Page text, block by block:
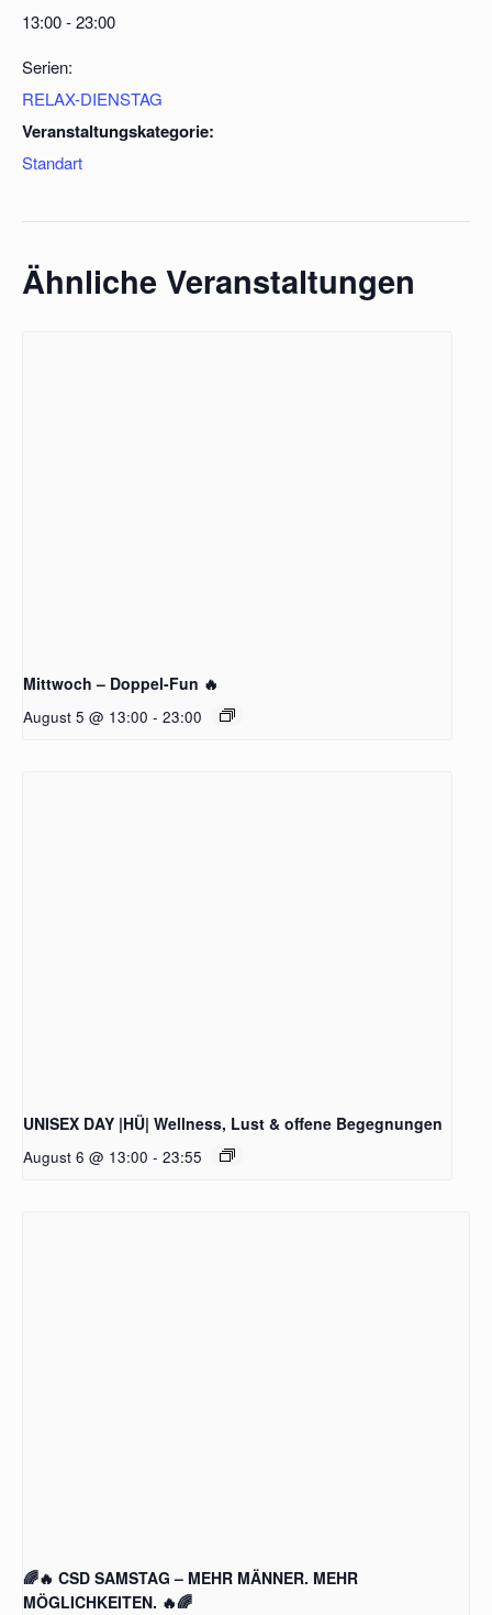
13:00 - 23:00
Serien:
RELAX-DIENSTAG
Veranstaltungskategorie:
Standart
Ähnliche Veranstaltungen
Mittwoch – Doppel-Fun 🔥
August 5 @ 13:00 - 23:00
UNISEX DAY |HÜ| Wellness, Lust & offene Begegnungen
August 6 @ 13:00 - 23:55
🌈🔥 CSD SAMSTAG – MEHR MÄNNER. MEHR
MÖGLICHKEITEN. 🔥🌈